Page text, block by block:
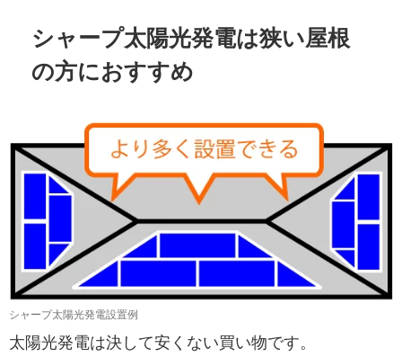
シャープ太陽光発電は狭い屋根
の方におすすめ
シャープ太陽光発電設置例
太陽光発電は決して安くない買い物です。